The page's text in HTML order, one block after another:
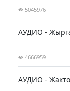
5045976
АУДИО -
4666959
АУДИО -